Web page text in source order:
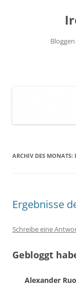
ARCHIV DES MONATS:
Ergebnisse
Schreibe eine
Gebloggt
Alexander